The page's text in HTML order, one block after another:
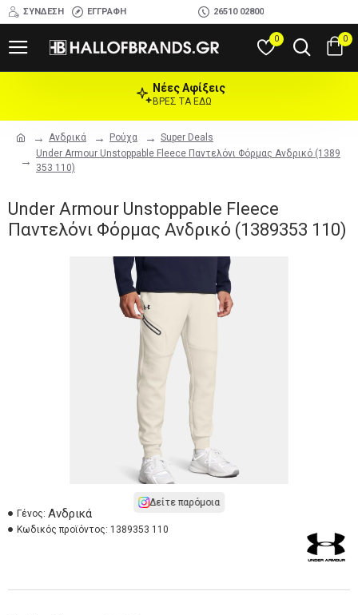
ΣΎΝΔΕΣΗ ΕΓΓΡΑΦΉ 26510 02800
0 0
Ανδρικά Ρούχα
Super Deals
Under Armour Unstoppable Fleece Παντελόνι Φόρμας Ανδρικό (1389
353 110)
Νέες Αφίξεις
ΒΡΕΣ ΤΑ ΕΔΩ
Under Armour Unstoppable Fleece
Παντελόνι Φόρμας Ανδρικό (1389353 110)
Δείτε παρόμοια
Γένος: Ανδρικά
Κωδικός προϊόντος: 1389353 110